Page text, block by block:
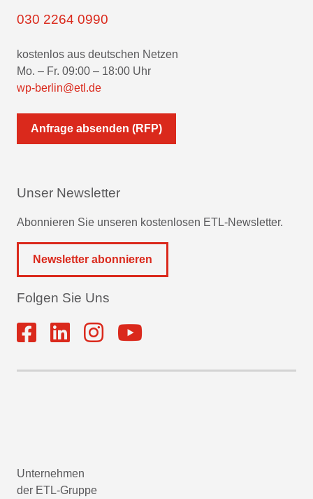
030 2264 0990
kostenlos aus deutschen Netzen
Mo. – Fr. 09:00 – 18:00 Uhr
wp-berlin@etl.de
Anfrage absenden (RFP)
Unser Newsletter
Abonnieren Sie unseren kostenlosen ETL-Newsletter.
Newsletter abonnieren
Folgen Sie Uns
Unternehmen
der ETL-Gruppe